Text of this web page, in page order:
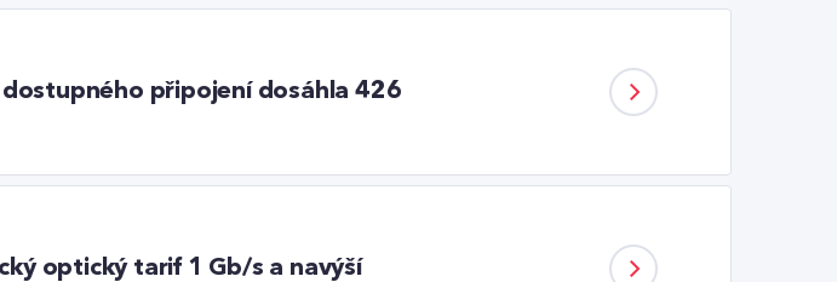
dostupného připojení dosáhla 426
optický tarif 1 Gb/s a navýší